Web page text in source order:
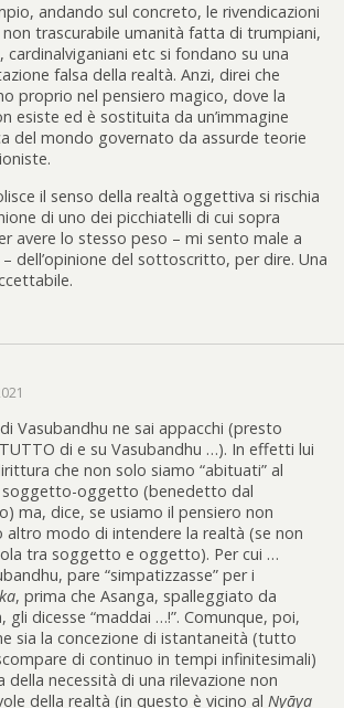
andando sul concreto, le rivendicazioni
non trascurabile umanità fatta di trumpiani,
cardinalviganiani etc si fondano su una
falsa della realtà. Anzi, direi che
proprio nel pensiero magico, dove la
esiste ed è sostituita da un’immagine
del mondo governato da assurde teorie
il senso della realtà oggettiva si rischia
di uno dei picchiatelli di cui sopra
avere lo stesso peso – mi sento male a
dell’opinione del sottoscritto, per dire. Una
Vasubandhu ne sai appacchi (presto
di e su Vasubandhu …). In effetti lui
che non solo siamo “abituati” al
oggetto (benedetto dal
ma, dice, se usiamo il pensiero non
altro modo di intendere la realtà (se non
tra soggetto e oggetto). Per cui …
pare “simpatizzasse” per i
, prima che Asanga, spalleggiato da
gli dicesse “maddai …!”. Comunque, poi,
sia la concezione di istantaneità (tutto
di continuo in tempi infinitesimali)
della necessità di una rilevazione non
della realtà (in questo è vicino al Nyāya